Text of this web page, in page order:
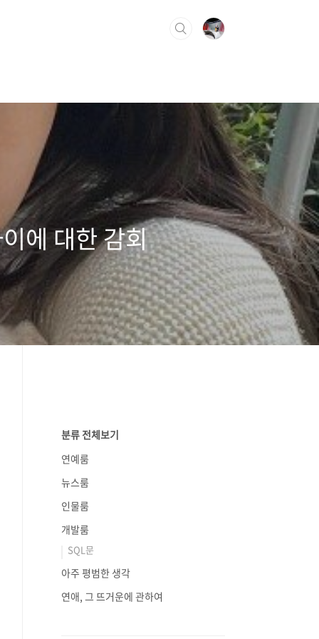
에 대한 감회
분류 전체보기
연예룸
뉴스룸
인물룸
개발룸
SQL문
아주 평범한 생각
연애, 그 뜨거운에 관하여